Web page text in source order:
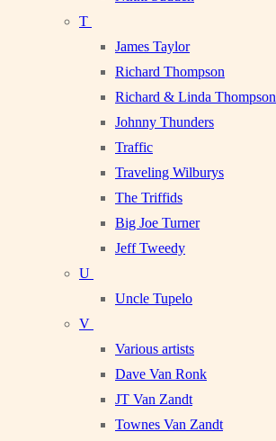
T
James Taylor
Richard Thompson
Richard & Linda Thompson
Johnny Thunders
Traffic
Traveling Wilburys
The Triffids
Big Joe Turner
Jeff Tweedy
U
Uncle Tupelo
V
Various artists
Dave Van Ronk
JT Van Zandt
Townes Van Zandt